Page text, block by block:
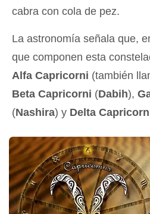
cabra con cola de pez.
La astronomía señala que,
que componen esta
Alfa Capricorni (también
Beta Capricorni (Dabih),
(Nashira) y Delta